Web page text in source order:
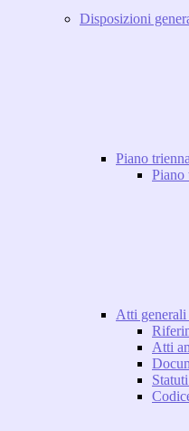
Disposizioni
Piano
Piano
Atti generali
Atti